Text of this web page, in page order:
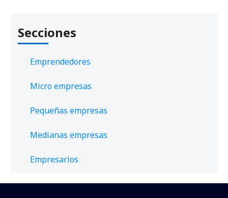
Secciones
Emprendedores
Micro empresas
Pequeñas empresas
Medianas empresas
Empresarios